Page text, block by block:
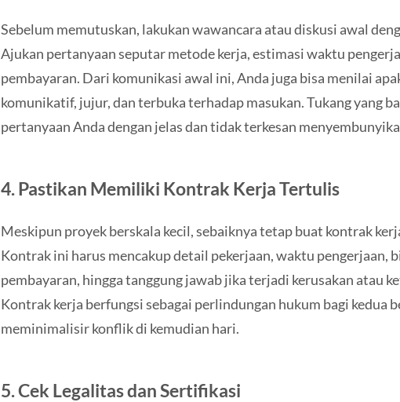
Sebelum memutuskan, lakukan wawancara atau diskusi awal
Ajukan pertanyaan seputar metode kerja, estimasi waktu
pembayaran. Dari komunikasi awal ini, Anda juga bisa menilai
komunikatif, jujur, dan terbuka terhadap masukan. Tukang yang
pertanyaan Anda dengan jelas dan tidak terkesan
4.Pastikan Memiliki Kontrak Kerja Tertulis
Meskipun proyek berskala kecil, sebaiknya tetap buat kontrak
Kontrak ini harus mencakup detail pekerjaan, waktu pengerjaan,
pembayaran, hingga tanggung jawab jika terjadi kerusakan atau
Kontrak kerja berfungsi sebagai perlindungan hukum bagi kedua
meminimalisir konflik di kemudian hari.
5.Cek Legalitas dan Sertifikasi